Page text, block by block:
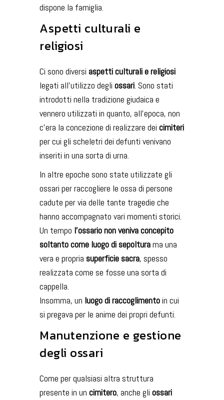
dispone la famiglia.
Aspetti culturali e
religiosi
Ci sono diversi aspetti culturali e religiosi
legati all’utilizzo degli ossari. Sono stati
introdotti nella tradizione giudaica e
vennero utilizzati in quanto, all’epoca, non
c’era la concezione di realizzare dei cimiteri
per cui gli scheletri dei defunti venivano
inseriti in una sorta di urna.
In altre epoche sono state utilizzate gli
ossari per raccogliere le ossa di persone
cadute per via delle tante tragedie che
hanno accompagnato vari momenti storici.
Un tempo l’ossario non veniva concepito
soltanto come luogo di sepolturama una
vera e propria superficie sacra, spesso
realizzata come se fosse una sorta di
cappella.
Insomma, un luogo di raccoglimentoin cui
si pregava per le anime dei propri defunti.
Manutenzione e gestione
degli ossari
Come per qualsiasi altra struttura
presente in un cimitero, anche gli ossari